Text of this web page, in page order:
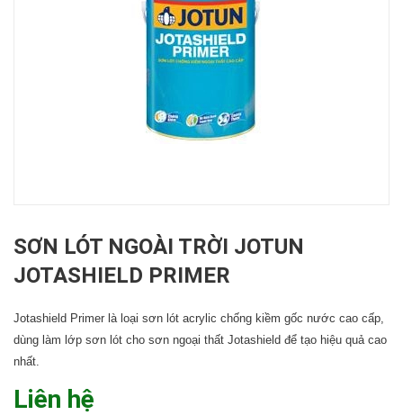
SƠN LÓT NGOÀI TRỜI JOTUN
JOTASHIELD PRIMER
Jotashield Primer là loại sơn lót acrylic chống kiềm gốc nước cao cấp,
dùng làm lớp sơn lót cho sơn ngoại thất Jotashield để tạo hiệu quả cao
nhất.
Liên hệ